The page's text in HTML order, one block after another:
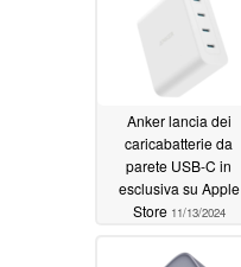
Anker lancia dei
caricabatterie da
parete USB-C in
esclusiva su Apple
Store 11/13/2024